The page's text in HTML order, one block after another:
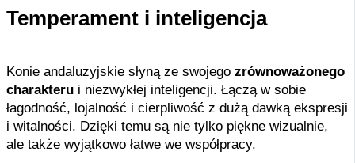
Temperament i inteligencja
Konie andaluzyjskie słyną ze swojego zrównoważonego
charakteru i niezwykłej inteligencji. Łączą w sobie
łagodność, lojalność i cierpliwość z dużą dawką ekspresji
i witalności. Dzięki temu są nie tylko piękne wizualnie,
ale także wyjątkowo łatwe we współpracy.